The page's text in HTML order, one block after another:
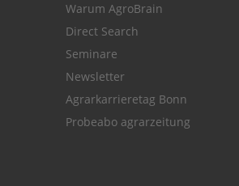
Warum AgroBrain
Direct Search
Seminare
Newsletter
Agrarkarrieretag Bonn
Probeabo agrarzeitung